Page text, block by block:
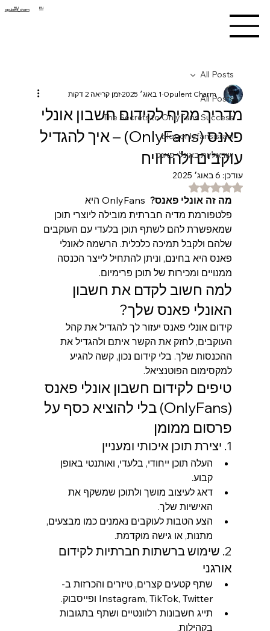
opulent_charm
RU EN
All Posts
The Secrets to OnlyFans Success
blogonlyfansisrael
ישראליות באונלי פאנס
All Posts
מדריך מקיף לקידום חשבון אונלי
פאנס (OnlyFans) – איך להגדיל
עוקבים ולהרוויח
Opulent Charm1 באוג׳ 2025 זמן קריאה 2 דקות
עודכן: 6 באוג׳ 2025
דירוג של NaN מתוך 5 כוכבים
מה זה אונלי פאנס?
OnlyFans היא
פלטפורמת מדיה חברתית מובילה ליוצרי תוכן
שמאפשרת להם לשתף תוכן בלעדי עם העוקבים
שלהם ולקבל תמיכה כלכלית. הרשמה לאונלי
פאנס היא בחינם, וניתן להתחיל לייצר הכנסה
ממנויים ומכירות של תוכן פרימיום.
למה חשוב לקדם את חשבון
האונלי פאנס שלך?
קידום אונלי פאנס יעזור לך להגדיל את קהל
העוקבים, לחזק את הקשר איתם ולהגדיל את
ההכנסות שלך. בלי קידום נכון, קשה להגיע
למקסימום הפוטנציאל.
טיפים לקידום חשבון אונלי פאנס
(OnlyFans) בלי להוציא כסף על
פרסום ממומן
1. יצירת תוכן איכותי ומעניין
העלה תוכן ייחודי, בלעדי, ואותנטי באופן
קבוע.
דאג לעיצוב מושך ולתוכן שמשקף את
האישיות שלך.
הצע הטבות לעוקבים נאמנים כמו מבצעים,
מתנות, או גישה מוקדמת.
2. שימוש ברשתות חברתיות לקידום
אורגני
שתף קטעים קצרים, טיזרים והכרזות ב-
Instagram, TikTok, Twitter ופייסבוק.
תייג חשבונות רלוונטיים ושתף בתגובות
בקהילות.